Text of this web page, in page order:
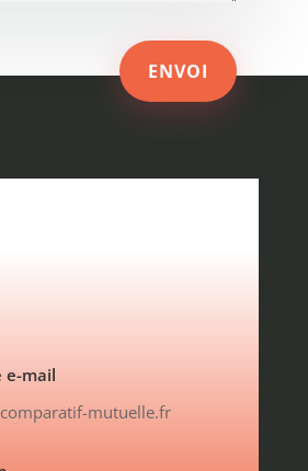
ENVOI
e-mail
mutuelle.fr